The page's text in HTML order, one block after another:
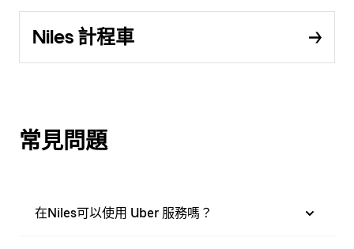
Niles 計程車
常見問題
在Niles可以使用 Uber 服務嗎？